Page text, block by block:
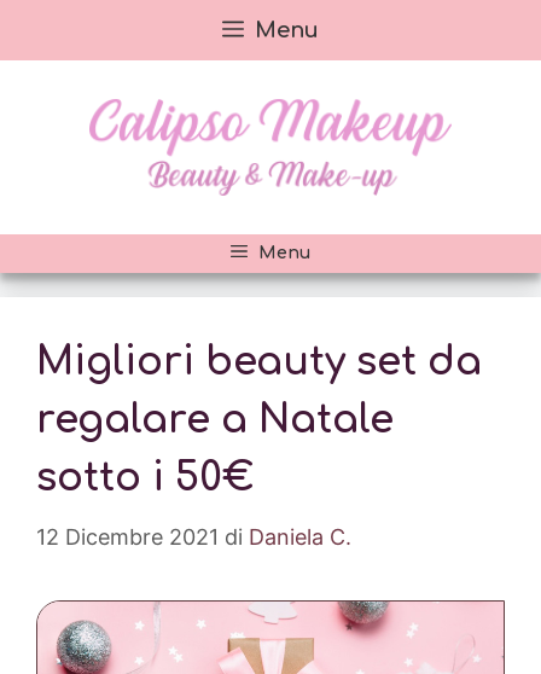
al
Menu
Menu
Migliori beauty set da
regalare a Natale
sotto i 50€
12 Dicembre 2021 di Daniela C.